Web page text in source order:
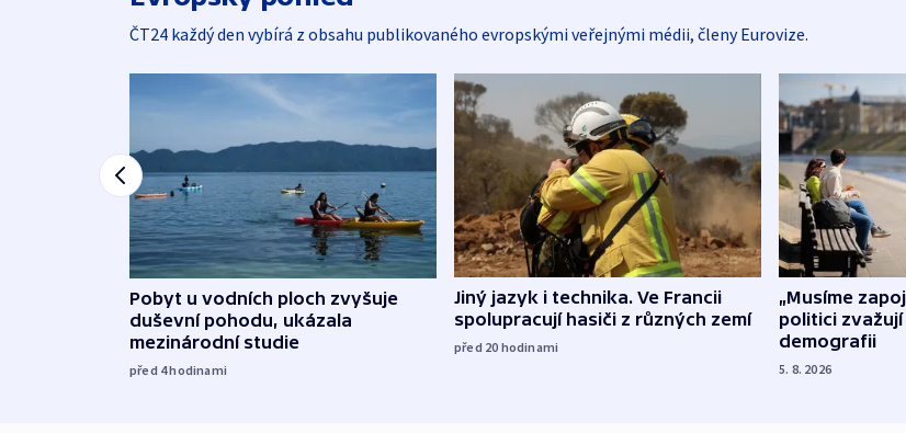
ČT24 každý den vybírá z obsahu publikovaného evropskými veřejnými médii, členy Eurovize.
Pobyt u vodních ploch zvyšuje
duševní pohodu, ukázala
mezinárodní studie
před 4hodinami
Jiný jazyk i technika. Ve Francii
spolupracují hasiči z různých zemí
před 20 hodinami
„Musíme
politici
demografii
5. 8. 2026